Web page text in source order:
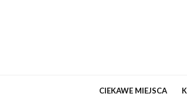
CIEKAWE MIEJSCA